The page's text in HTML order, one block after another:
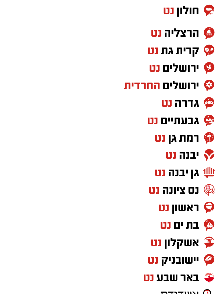
הזמר הבריטי בוי ג'ורג', מהקולות המזוהים ביותר
בימים האחרונים במרכז סערה בינלאומית בעקבות
שיר חדש שבו הוא מביע תמיכה בישראל ובקורבנות
"
We Will Dance Again
לתהודה רבה ברשתות החברתיות ומעורר ויכוח
סוער בקרב מעריצים, אמנים ופעילים ברחבי
העולם.
בתור מי שגדל בשנות השמונים שמרתי במשך שנים
סימפטיה לשירים של
המלחמה כמעט הצלחתי לתפוס את בוי ג'ורג'
מופיע באיזה פסטיבל, אבל כמו הקריירה שלו
לאחר שנות השמונים, הניסיון הוכתר ככישלון.
אז לטובת הגולשים הצעירים ומי שכבר הספיק
לשכוח את להיטי שנות השמונים הנה תזכרות
קצרה.